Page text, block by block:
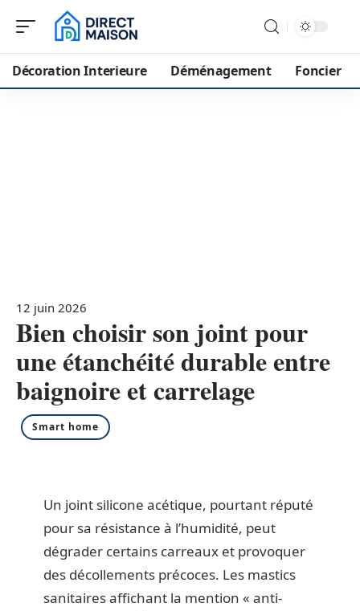
Décoration Interieure Déménagement Foncier
12 juin 2026
Bien choisir son joint pour
une étanchéité durable entre
baignoire et carrelage
Smart home
Un joint silicone acétique, pourtant réputé
pour sa résistance à l’humidité, peut
dégrader certains carreaux et provoquer
des décollements précoces. Les mastics
sanitaires affichant la mention « anti-